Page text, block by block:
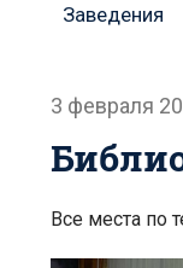
Заведения
3 февраля
Все места по